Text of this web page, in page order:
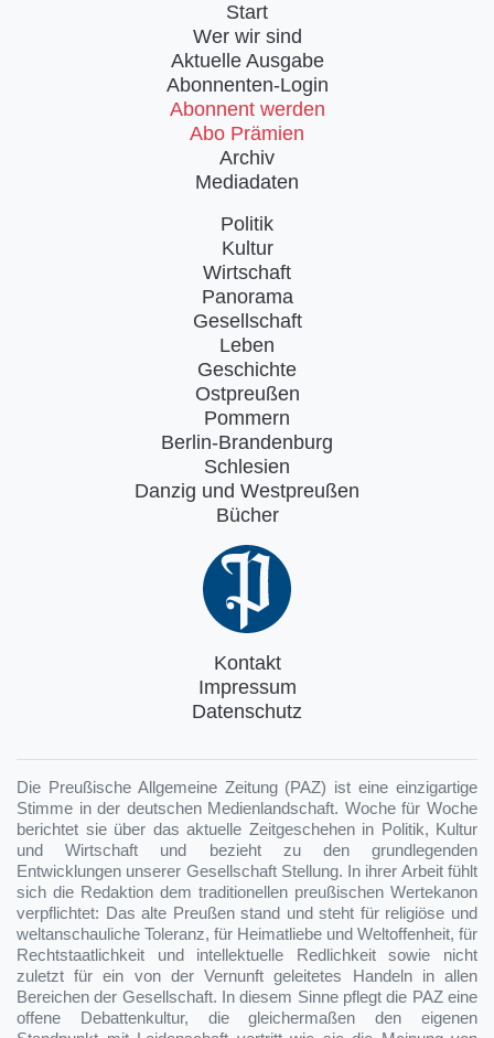
Start
Wer wir sind
Aktuelle Ausgabe
Abonnenten-Login
Abonnent werden
Abo Prämien
Archiv
Mediadaten
Politik
Kultur
Wirtschaft
Panorama
Gesellschaft
Leben
Geschichte
Ostpreußen
Pommern
Berlin-Brandenburg
Schlesien
Danzig und Westpreußen
Bücher
Kontakt
Impressum
Datenschutz
Die Preußische Allgemeine Zeitung (PAZ) ist eine einzigartige
Stimme in der deutschen Medienlandschaft. Woche für Woche
berichtet sie über das aktuelle Zeitgeschehen in Politik, Kultur
und Wirtschaft und bezieht zu den grundlegenden
Entwicklungen unserer Gesellschaft Stellung. In ihrer Arbeit fühlt
sich die Redaktion dem traditionellen preußischen Wertekanon
verpflichtet: Das alte Preußen stand und steht für religiöse und
weltanschauliche Toleranz, für Heimatliebe und Weltoffenheit, für
Rechtstaatlichkeit und intellektuelle Redlichkeit sowie nicht
zuletzt für ein von der Vernunft geleitetes Handeln in allen
Bereichen der Gesellschaft. In diesem Sinne pflegt die PAZ eine
offene Debattenkultur, die gleichermaßen den eigenen